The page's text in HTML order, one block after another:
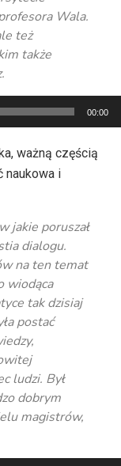
Wala.
też
także
00:00
ważną częścią
naukowa i
jakie poruszał
dialogu.
na ten temat
wiodąca
tak dzisiaj
postać
ludzi. Był
dobrym
magistrów,